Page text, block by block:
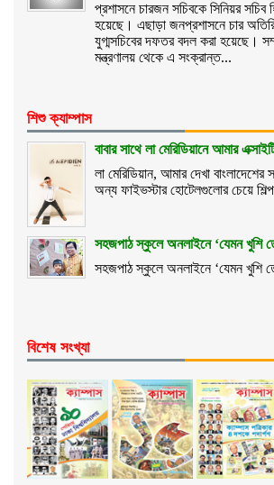
প্রশাসনে চারজন সচিবকে সিনিয়র সচিব
হয়েছে। এছাড়া জনপ্রশাসনে চার
যুগ্মসচিবের দফতর বদল করা হয়েছে।
মন্ত্রণালয় থেকে এ সংক্রান্ত...
শিশু ক্যাম্পাস
বাবার সাথে লা মেরিডিয়ানে আমার
লা মেরিডিয়ান, আমার দেখা বাংলাদেশের
অন্য ফাইভস্টার হোটেলগুলোর চেয়ে
সহজপাঠ স্কুলে অনলাইনে ‘যেমন খুশি
সহজপাঠ স্কুলে অনলাইনে ‘যেমন খুশি
বিশেষ সংখ্যা